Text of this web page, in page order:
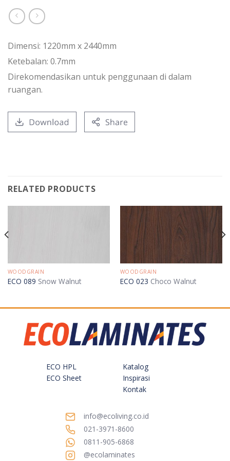
Dimensi: 1220mm x 2440mm
Ketebalan: 0.7mm
Direkomendasikan untuk penggunaan di dalam
ruangan.
RELATED PRODUCTS
WOODGRAIN
ECO 089 Snow Walnut
WOODGRAIN
ECO 023 Choco Walnut
ECO HPL
ECO Sheet
Katalog
Inspirasi
Kontak
info@ecoliving.co.id
021-3971-8600
0811-905-6868
@ecolaminates